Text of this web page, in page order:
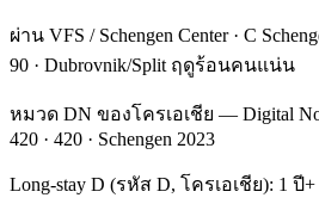
ผ่าน VFS / Schengen Center · C
90 · Dubrovnik/Split ฤดูร้อนคนแน่น
หมวด DN ของโครเอเชีย — Digital
420 · 420 · Schengen 2023
Long-stay D (รหัส D, โครเอเชีย): 1 ปี+